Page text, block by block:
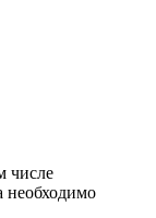
числе
необходимо